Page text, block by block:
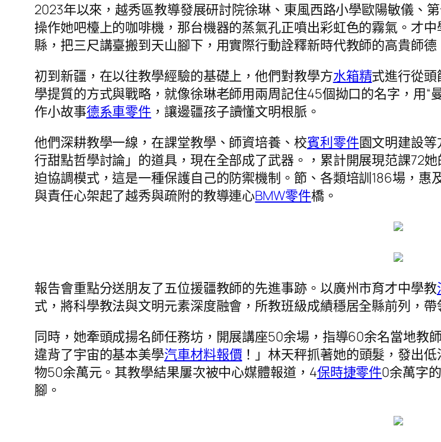
2023年以來，越秀區教導發展研討院徐琳、東風西路小學歐陽敏儀、
操作她吧檯上的咖啡機，那台機器的蒸氣孔正噴出彩虹色的霧氣。才
縣，把三尺講臺搬到天山腳下，用實際行動詮釋新時代教師的高貴師德
初到新疆，在以往教學經驗的基礎上，他們對教學方水箱精式進行從頭
學提質的方式與戰略，就像徐琳老師用兩周記住45個拗口的名字，用“
作小故事德系車零件 ，讓邊疆孩子讀懂文明根脈。
他們深耕教學一線，在課堂教學、師資培養、校賓利零件園文明建設
行甜點哲學討論」的道具，現在全部成了武器。，累計開展現范課72
迫協調模式，這是一種保護自己的防禦機制。節、各類培訓186場，惠
與責任心架起了越秀與疏附的教導連心BMW零件橋。
報告會重點分送朋友了五位援疆教師的先進事跡。以廣州市育才中學教
式，將科學教法與文明元素深度融會，所教班級成績穩居全縣前列，帶
同時，她牽頭成揚名師任務坊，開展講座50余場，指導60余名當地教
違背了宇宙的基本美學汽車材料報價 ！」林天秤抓著她的頭髮，發出低
物50余萬元。其教學結果屢次被中心媒體報道，4保時捷零件0余萬字
腳。